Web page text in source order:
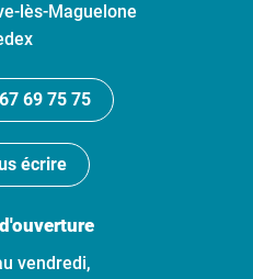
lès-Maguelone
69 75 75
écrire
vendredi,